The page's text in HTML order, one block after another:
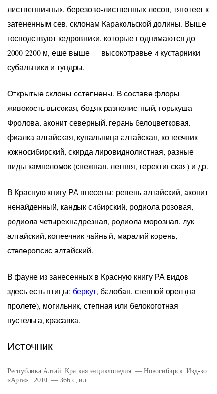
лиственничных, березово-лиственных лесов, тяготеет к
затененным сев. склонам Каракольской долины. Выше
господствуют кедровники, которые поднимаются до
2000-2200 м, еще выше — высокотравье и кустарники
субальпики и тундры.
Открытые склоны остепнены. В составе флоры —
живокость высокая, бодяк разнолистный, горькуша
Фролова, аконит северный, герань белоцветковая,
фиалка алтайская, купальница алтайская, копеечник
южносибирский, скирда лировиднолистная, разные
виды камнеломок (снежная, летняя, теректинская) и др.
В Красную книгу РА внесены: ревень алтайский, аконит
ненайденный, кандык сибирский, родиола розовая,
родиола четырехнадрезная, родиола морозная, лук
алтайский, копеечник чайный, маралий корень,
стелеропсис алтайский.
В фауне из занесенных в Красную книгу РА видов
здесь есть птицы: беркут, балобан, степной орел (на
пролете), могильник, степная или белокоготная
пустельга, красавка.
Источник
Республика Алтай. Краткая энциклопедия. — Новосибирск: Изд-во
«Арта» , 2010. — 366 с, ил.